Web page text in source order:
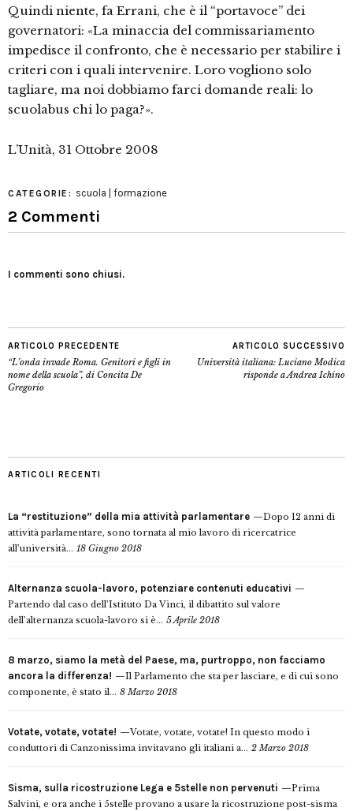
Quindi niente, fa Errani, che è il “portavoce” dei
governatori: «La minaccia del commissariamento
impedisce il confronto, che è necessario per stabilire i
criteri con i quali intervenire. Loro vogliono solo
tagliare, ma noi dobbiamo farci domande reali: lo
scuolabus chi lo paga?».
L’Unità, 31 Ottobre 2008
CATEGORIE: scuola | formazione
2 Commenti
I commenti sono chiusi.
ARTICOLO PRECEDENTE
“L’onda invade Roma. Genitori e figli in
nome della scuola”, di Concita De
Gregorio
ARTICOLO SUCCESSIVO
Università italiana: Luciano Modica
risponde a Andrea Ichino
ARTICOLI RECENTI
La “restituzione” della mia attività parlamentare
Dopo 12 anni di
attività parlamentare, sono tornata al mio lavoro di ricercatrice
all’università... 18 Giugno 2018
Alternanza scuola-lavoro, potenziare contenuti educativi
Partendo dal caso dell’Istituto Da Vinci, il dibattito sul valore
dell’alternanza scuola-lavoro si è... 5 Aprile 2018
8 marzo, siamo la metà del Paese, ma, purtroppo, non facciamo
ancora la differenza!
Il Parlamento che sta per lasciare, e di cui sono
componente, è stato il... 8 Marzo 2018
Votate, votate, votate!
Votate, votate, votate! In questo modo i
conduttori di Canzonissima invitavano gli italiani a... 2 Marzo 2018
Sisma, sulla ricostruzione Lega e 5stelle non pervenuti
Prima
Salvini, e ora anche i 5stelle provano a usare la ricostruzione post-sisma